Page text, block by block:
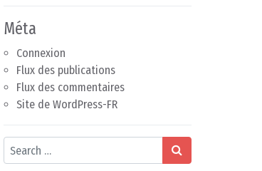
Méta
Connexion
Flux des publications
Flux des commentaires
Site de WordPress-FR
Search